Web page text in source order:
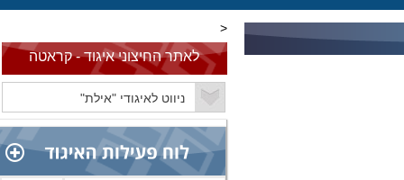
<
לאתר החיצוני איגוד - קראטה